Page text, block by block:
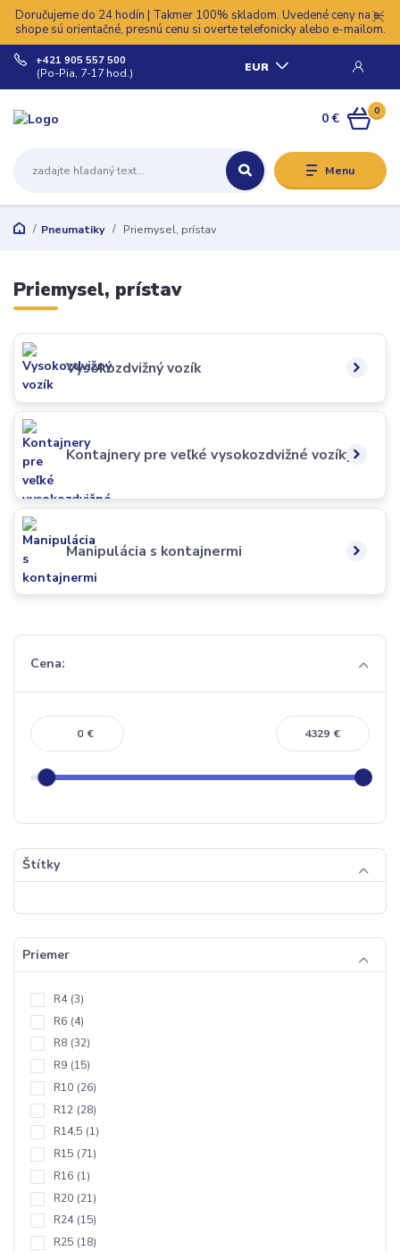
Doručujeme do 24 hodín | Takmer 100% skladom. Uvedené ceny na e-
shope sú orientačné, presnú cenu si overte telefonicky alebo e-mailom.
Menu
EUR
+421 905 557 500
(Po-Pia, 7-17 hod.)
0
0 €
Pneumatiky Priemysel, prístav
Priemysel, prístav
Vysokozdvižný vozík
Kontajnery pre veľké vysokozdvižné vozíky
Manipulácia s kontajnermi
Cena:
€ €
Štítky
Priemer
R4 (3)
R6 (4)
R8 (32)
R9 (15)
R10 (26)
R12 (28)
R14,5 (1)
R15 (71)
R16 (1)
R20 (21)
R24 (15)
R25 (18)